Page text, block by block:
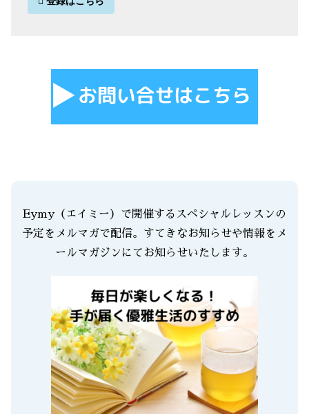
Eymy（エイミー）で開催するスペシャルレッスンの
予定をメルマガで配信。すてきなお知らせや情報をメ
ールマガジンにてお知らせいたします。